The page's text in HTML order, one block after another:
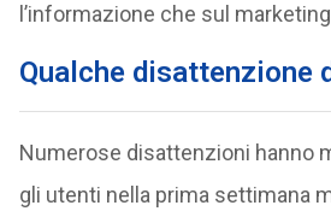
l’informazione che sul
Qualche disattenzione
Numerose disattenzioni hanno
gli utenti nella prima settimana